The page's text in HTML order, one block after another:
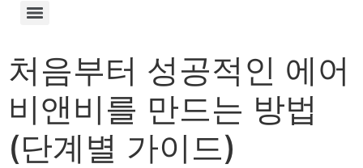
처음부터 성공적인 에어
비앤비를 만드는 방법
(단계별 가이드)